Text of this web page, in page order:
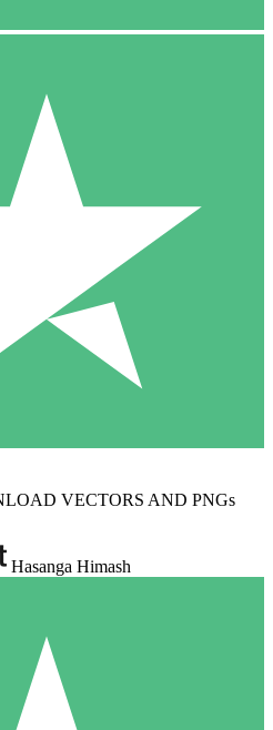
VECTORS AND PNGs
Hasanga Himash